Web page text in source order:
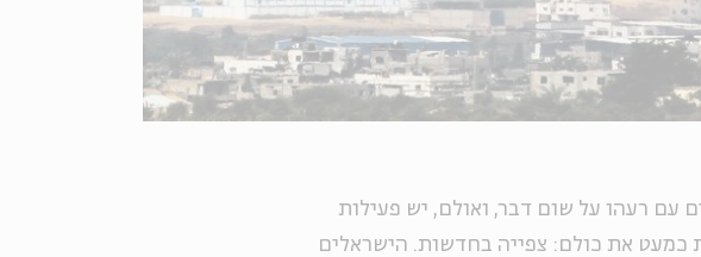
עם רעהו על שום דבר, ואולם, יש פעילות
את כולם: צפייה בחדשות. הישראלים